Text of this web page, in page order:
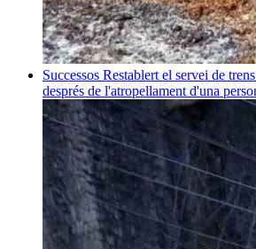
Successos Restablert el servei de
després de l'atropellament d'una